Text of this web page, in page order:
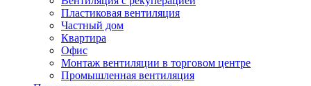
Пластиковая вентиляция
Частный дом
Квартира
Офис
Монтаж вентиляции в торговом центре
Промышленная вентиляция